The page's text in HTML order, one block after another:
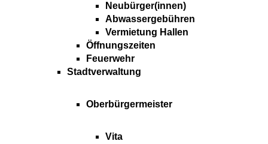
Neubürger(innen)
Abwassergebühren
Vermietung Hallen
Öffnungszeiten
Feuerwehr
Stadtverwaltung
Oberbürgermeister
Vita